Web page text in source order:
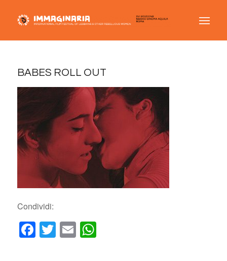
BABES ROLL OUT
Condividi:
Facebook
Twitter
EmailWhatsApp